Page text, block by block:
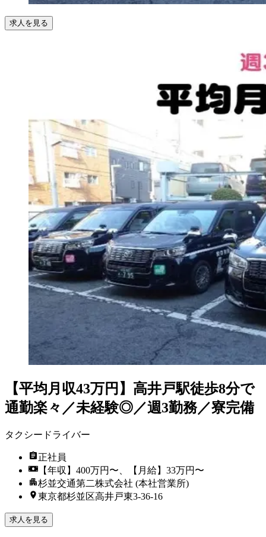
求人を見る
【平均月収43万円】高井戸駅徒歩8分で
通勤楽々／未経験◎／週3勤務／寮完備
タクシードライバー
正社員
【年収】400万円〜、【月給】33万円〜
杉並交通第二株式会社 (本社営業所)
東京都杉並区高井戸東3‐36‐16
求人を見る